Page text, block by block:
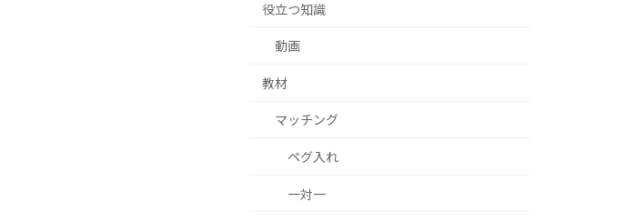
役立つ知識
動画
教材
マッチング
ペグ入れ
一対一